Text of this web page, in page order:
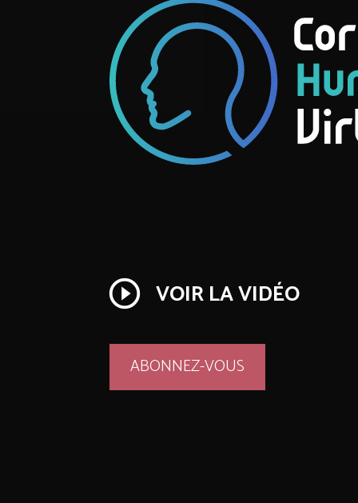
play_circle_outline VOIR LA VIDÉO
ABONNEZ-VOUS